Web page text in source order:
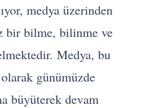
medya üzerinden
bir bilme, bilinme ve
Medya, bu
günümüzde
büyüterek devam